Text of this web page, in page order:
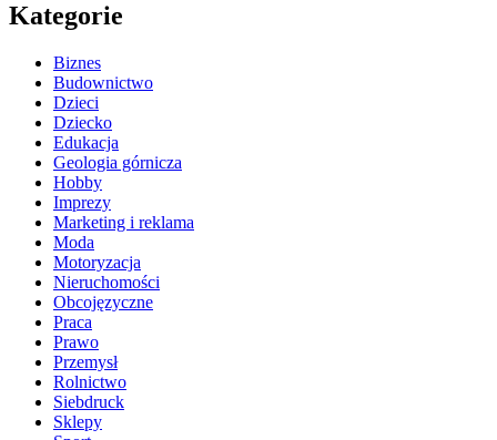
Kategorie
Biznes
Budownictwo
Dzieci
Dziecko
Edukacja
Geologia górnicza
Hobby
Imprezy
Marketing i reklama
Moda
Motoryzacja
Nieruchomości
Obcojęzyczne
Praca
Prawo
Przemysł
Rolnictwo
Siebdruck
Sklepy